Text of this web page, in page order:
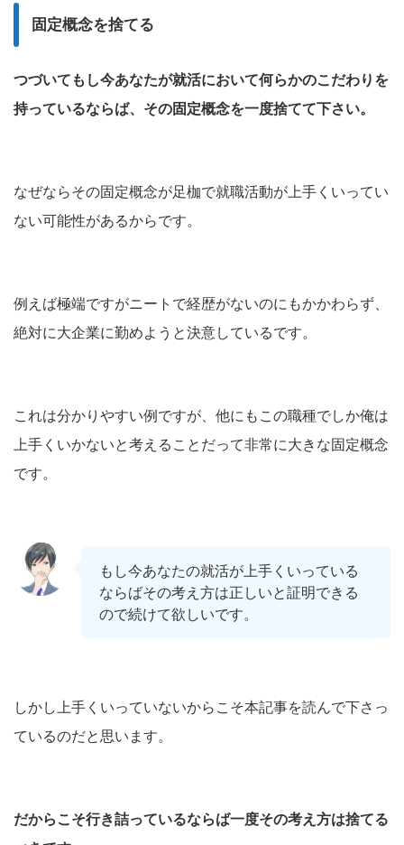
固定概念を捨てる
つづいてもし今あなたが就活において何らかのこだわりを
持っているならば、その固定概念を一度捨てて下さい。
なぜならその固定概念が足枷で就職活動が上手くいってい
ない可能性があるからです。
例えば極端ですがニートで経歴がないのにもかかわらず、
絶対に大企業に勤めようと決意しているです。
これは分かりやすい例ですが、他にもこの職種でしか俺は
上手くいかないと考えることだって非常に大きな固定概念
です。
もし今あなたの就活が上手くいっている
ならばその考え方は正しいと証明できる
ので続けて欲しいです。
しかし上手くいっていないからこそ本記事を読んで下さっ
ているのだと思います。
だからこそ行き詰っているならば一度その考え方は捨てる